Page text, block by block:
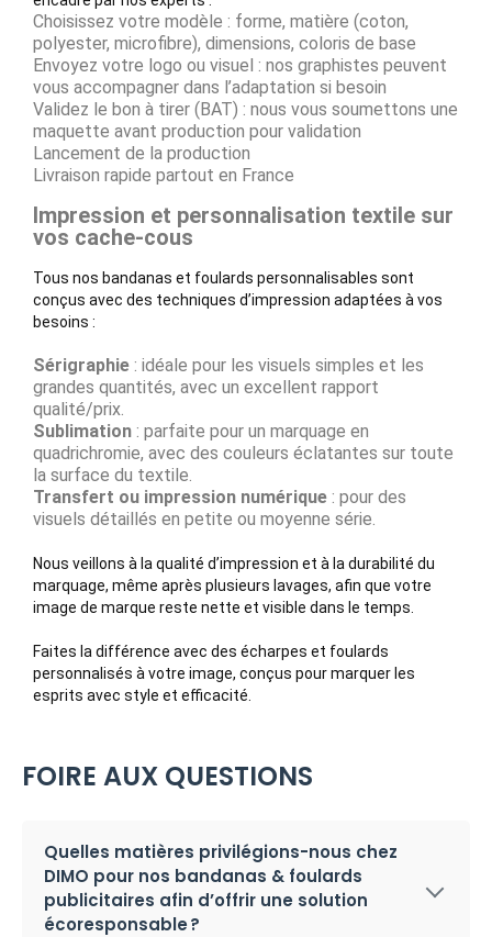
Choisissez votre modèle : forme, matière (coton,
polyester, microfibre), dimensions, coloris de base
Envoyez votre logo ou visuel : nos graphistes peuvent
vous accompagner dans l’adaptation si besoin
Validez le bon à tirer (BAT) : nous vous soumettons une
maquette avant production pour validation
Lancement de la production
Livraison rapide partout en France
Impression et personnalisation textile sur
vos cache-cous
Tous nos bandanas et foulards personnalisables sont
conçus avec des techniques d’impression adaptées à vos
besoins :
Sérigraphie : idéale pour les visuels simples et les
grandes quantités, avec un excellent rapport
qualité/prix.
Sublimation : parfaite pour un marquage en
quadrichromie, avec des couleurs éclatantes sur toute
la surface du textile.
Transfert ou impression numérique : pour des
visuels détaillés en petite ou moyenne série.
Nous veillons à la qualité d’impression et à la durabilité du
marquage, même après plusieurs lavages, afin que votre
image de marque reste nette et visible dans le temps.
Faites la différence avec des écharpes et foulards
personnalisés à votre image, conçus pour marquer les
esprits avec style et efficacité.
FOIRE AUX QUESTIONS
Quelles matières privilégions-nous chez
DIMO pour nos bandanas & foulards
publicitaires afin d’offrir une solution
écoresponsable ?